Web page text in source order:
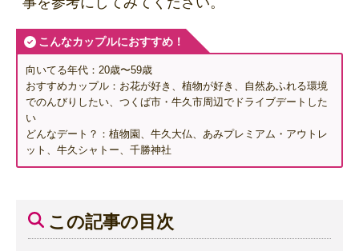
こんなカップルにおすすめ！
向いてる年代：20歳〜59歳
おすすめカップル：お花が好き、植物が好き、自然あふれる環境
でのんびりしたい、つくば市・牛久市周辺でドライブデートした
い
どんなデート？：植物園、牛久大仏、あみプレミアム・アウトレ
ット、牛久シャトー、千勝神社
この記事の目次